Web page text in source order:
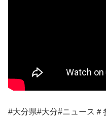
#大分県#大分#ニュース＃